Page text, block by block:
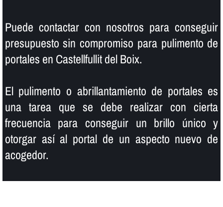
Puede contactar con nosotros para conseguir
presupuesto sin compromiso para pulimento de
portales en Castellfullit del Boix.
El pulimento o abrillantamiento de portales es
una tarea que se debe realizar con cierta
frecuencia para conseguir un brillo único y
otorgar así­ al portal de un aspecto nuevo de
acogedor.